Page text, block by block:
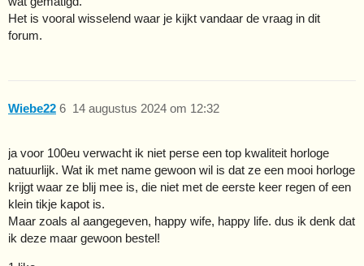
Het is vooral wisselend waar je kijkt vandaar de vraag in dit
forum.
Wiebe22 14 augustus 2024 om 12:32
6
ja voor 100eu verwacht ik niet perse een top kwaliteit horloge
natuurlijk. Wat ik met name gewoon wil is dat ze een mooi horloge
krijgt waar ze blij mee is, die niet met de eerste keer regen of een
klein tikje kapot is.
Maar zoals al aangegeven, happy wife, happy life. dus ik denk dat
ik deze maar gewoon bestel!